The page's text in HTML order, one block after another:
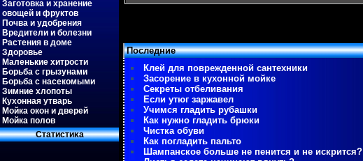
Заготовка и хранение
овощей и фруктов
Почва и удобрения
Вредители и болезни
Растения в доме
Здоровье
Маленькие хитрости
Борьба с грызунами
Борьба с насекомыми
Зимние хлопоты
Кухонная утварь
Мойка окон и дверей
Мойка полов
Статистиκа
Последние
Клей для поврежденной сантехники
Засорение в кухонной мойке
Секреты отбеливания
Если утюг заржавел
Учимся гладить рубашки
Как нужно гладить брюки
Чистка обуви
Как погладить пальто
Шампанское больше не пенится и не искрится?